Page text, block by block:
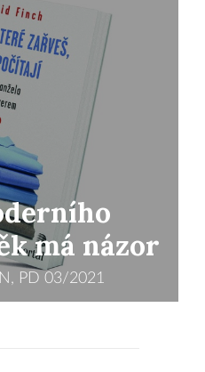
má názor
PD 03/2021